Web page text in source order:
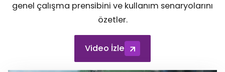
genel çalışma prensibini ve kullanım senaryolarını
özetler.
Video İzle